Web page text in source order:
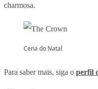
charmosa.
Cena do Natal
Para saber mais, siga o perfil